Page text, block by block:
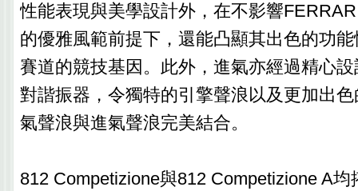
性能表現與美學設計外，在不影響
的優雅風範前提下，還能凸顯其出色的功
賽道的競技基因。此外，進氣亦經過精心
對諧振器，令獨特的引擎聲浪以及更加出
氣聲浪與進氣聲浪完美結合。
812 Competizione與812 Competizione A